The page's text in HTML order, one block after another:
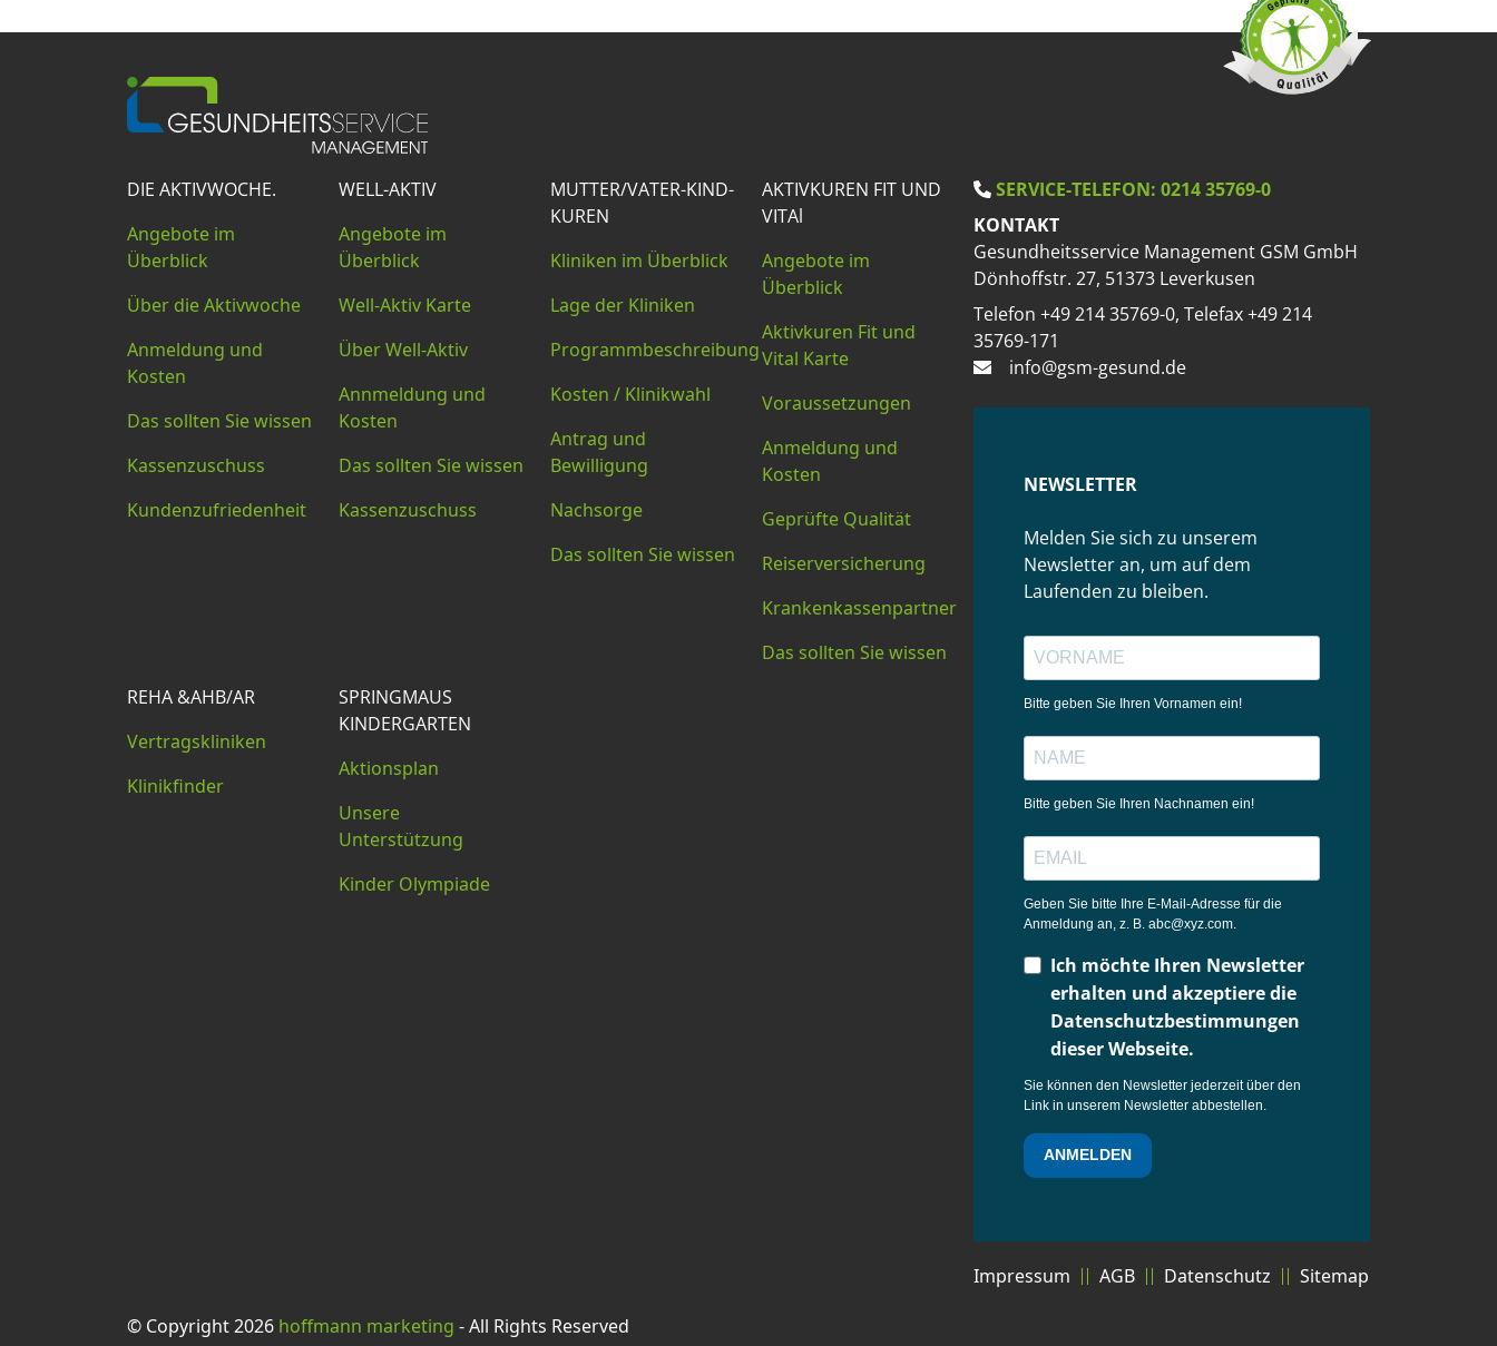
DIE AKTIVWOCHE.
Angebote im
Überblick
Über die Aktivwoche
Anmeldung und
Kosten
Das sollten Sie wissen
Kassenzuschuss
Kundenzufriedenheit
WELL-AKTIV
Angebote im
Überblick
Well-Aktiv Karte
Über Well-Aktiv
Annmeldung und
Kosten
Das sollten Sie wissen
Kassenzuschuss
MUTTER/VATER-KIND-
KUREN
Kliniken im Überblick
Lage der Kliniken
Programmbeschreibung
Kosten / Klinikwahl
Antrag und
Bewilligung
Nachsorge
Das sollten Sie wissen
AKTIVKUREN FIT UND
VITAl
Angebote im
Überblick
Aktivkuren Fit und
Vital Karte
Voraussetzungen
Anmeldung und
Kosten
Geprüfte Qualität
Reiserversicherung
Krankenkassenpartner
Das sollten Sie wissen
REHA &AHB/AR
Vertragskliniken
Klinikfinder
SPRINGMAUS
KINDERGARTEN
Aktionsplan
Unsere
Unterstützung
Kinder Olympiade
SERVICE-TELEFON: 0214 35769-0
KONTAKT
Gesundheitsservice Management GSM GmbH
Dönhoffstr. 27, 51373 Leverkusen
Telefon +49 214 35769-0, Telefax +49 214
35769-171
info@gsm-gesund.de
NEWSLETTER
Melden Sie sich zu unserem
Newsletter an, um auf dem
Laufenden zu bleiben.
Bitte geben Sie Ihren Vornamen ein!
Bitte geben Sie Ihren Nachnamen ein!
Geben Sie bitte Ihre E-Mail-Adresse für die
Anmeldung an, z. B. abc@xyz.com.
Ich möchte Ihren Newsletter
erhalten und akzeptiere die
Datenschutzbestimmungen
dieser Webseite.
Sie können den Newsletter jederzeit über den
Link in unserem Newsletter abbestellen.
ANMELDEN
Impressum AGB Datenschutz Sitemap
© Copyright 2026 hoffmann marketing - All Rights Reserved